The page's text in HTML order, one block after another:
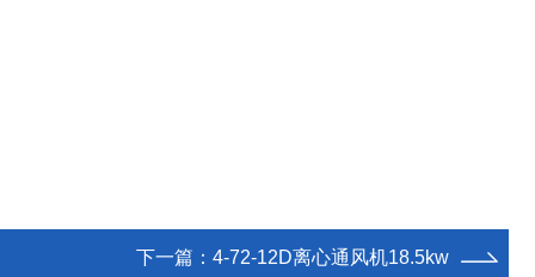
下一篇： 4-72-12D离心通风机18.5kw